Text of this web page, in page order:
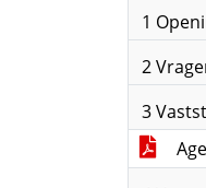
1
2
3